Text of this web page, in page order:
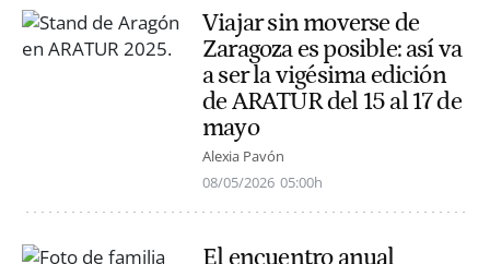
Viajar sin moverse de
Zaragoza es posible: así va
a ser la vigésima edición
de ARATUR del 15 al 17 de
mayo
Alexia Pavón
08/05/2026 05:00h
El encuentro anual